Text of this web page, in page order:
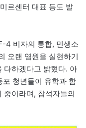
르센터 대표 등도 발
4 비자의 통합, 민생소
오랜 염원을 실현하기
다하겠다고 밝혔다. 아
포 청년들이 유학과 함
중이라며, 참석자들의